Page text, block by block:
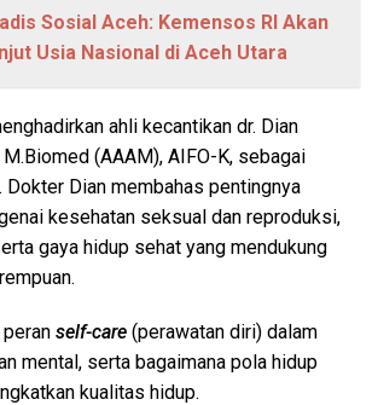
Sosial Aceh: Kemensos RI Akan
Usia Nasional di Aceh Utara
ahli kecantikan dr. Dian
(AAAM), AIFO-K, sebagai
Dokter Dian membahas pentingnya
kesehatan seksual dan reproduksi,
gaya hidup sehat yang mendukung
self-care (perawatan diri) dalam
mental, serta bagaimana pola hidup
kualitas hidup.